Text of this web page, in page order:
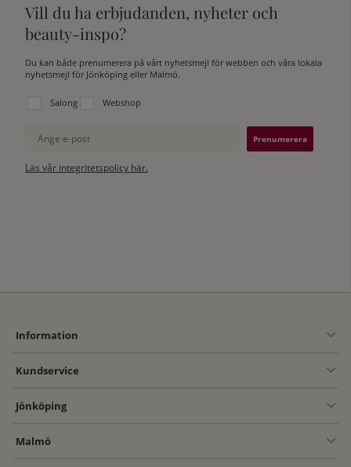
Vill du ha erbjudanden, nyheter och
beauty-inspo?
Du kan både prenumerera på vårt nyhetsmejl för webben och våra lokala
nyhetsmejl för Jönköping eller Malmö.
Välj vilken lista du vill prenumerera på:
Salong Webshop
Ange e-post
Läs vår integritetspolicy här.
Information
Kundservice
Jönköping
Malmö